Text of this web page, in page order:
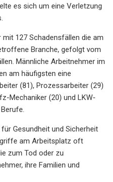
es sich um eine Verletzung
mit 127 Schadensfällen die am
Branche, gefolgt vom
Männliche Arbeitnehmer im
am häufigsten eine
(81), Prozessarbeiter (29)
Mechaniker (20) und LKW-
Gesundheit und Sicherheit
am Arbeitsplatz oft
zum Tod oder zu
ihre Familien und